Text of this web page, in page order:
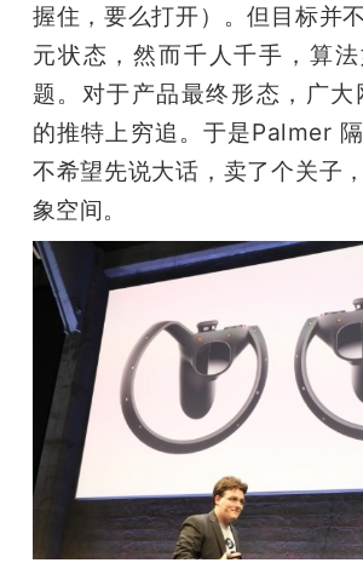
握住，要么打开）。但目标并
元状态，然而千人千手，算
题。对于产品最终形态，广
的推特上穷追。于是Palmer
不希望先说大话，卖了个关子
象空间。